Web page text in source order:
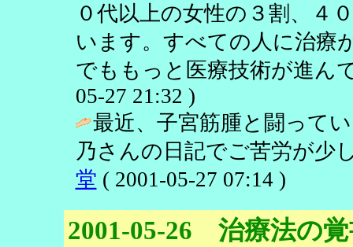
０代以上の女性の３割、４
います。すべての人に治療
でももっと医療技術が進ん
05-27 21:32 )
最近、子宮筋腫と闘って
乃さんの日記でご苦労が少
堂 ( 2001-05-27 07:14 )
2001-05-26 治療法の